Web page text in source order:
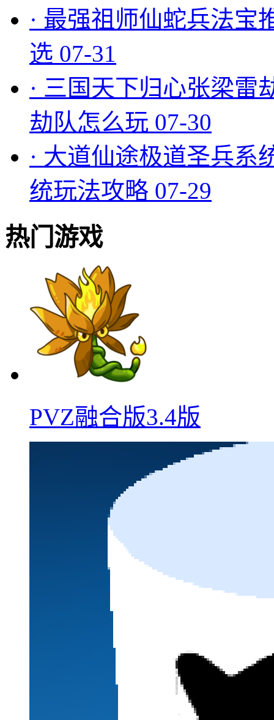
· 最强祖师仙蛇兵法宝
选 07-31
· 三国天下归心张梁雷
劫队怎么玩 07-30
· 大道仙途极道圣兵系
统玩法攻略 07-29
热门游戏
PVZ融合版3.4版